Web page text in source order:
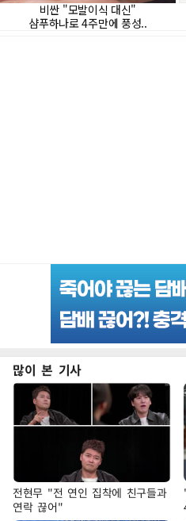
많이 본 기사
전현무 "전 연인 집착에 친구들과
연락 끊어"